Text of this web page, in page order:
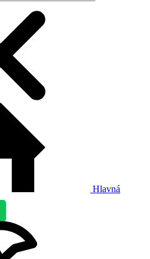
Hlavná